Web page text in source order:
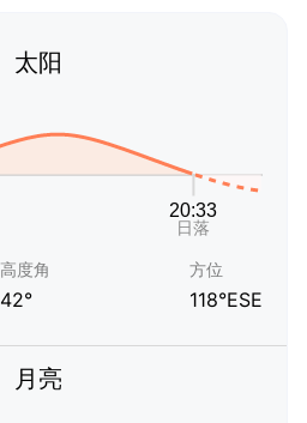
太阳
高度角
42°
方位
118°ESE
月亮